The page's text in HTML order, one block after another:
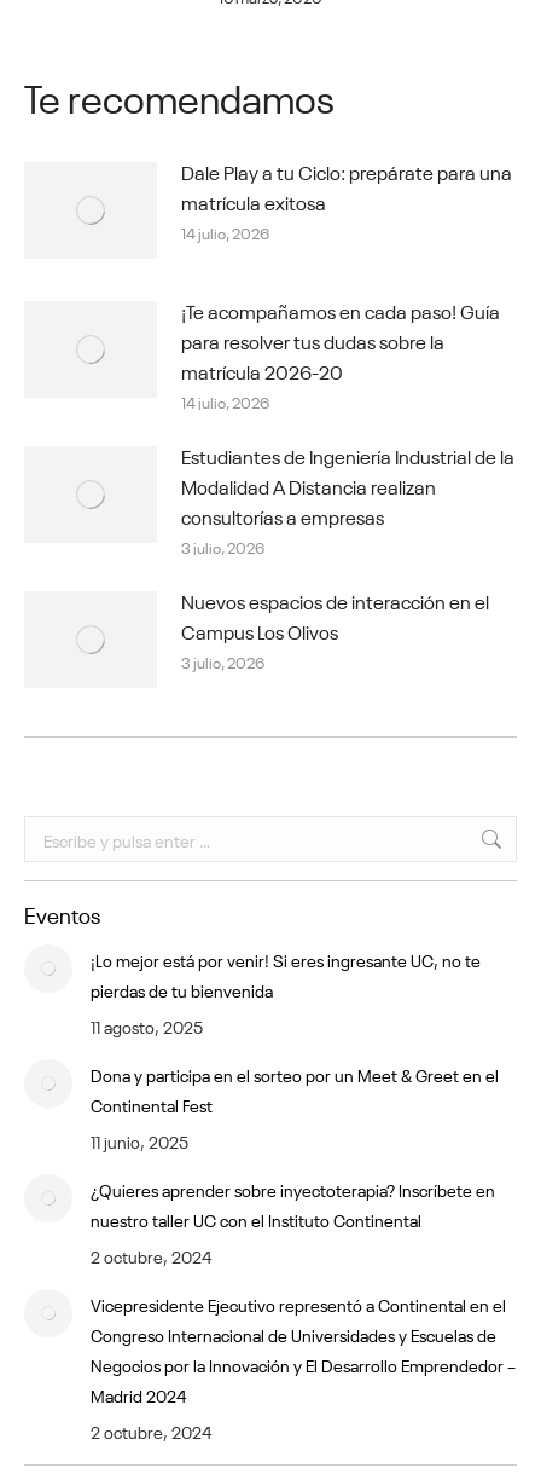
Te recomendamos
Dale Play a tu Ciclo: prepárate para una
matrícula exitosa
14 julio, 2026
¡Te acompañamos en cada paso! Guía
para resolver tus dudas sobre la
matrícula 2026-20
14 julio, 2026
Estudiantes de Ingeniería Industrial de la
Modalidad A Distancia realizan
consultorías a empresas
3 julio, 2026
Nuevos espacios de interacción en el
Campus Los Olivos
3 julio, 2026
Buscar:
Eventos
¡Lo mejor está por venir! Si eres ingresante UC, no te
pierdas de tu bienvenida
11 agosto, 2025
Dona y participa en el sorteo por un Meet & Greet en el
Continental Fest
11 junio, 2025
¿Quieres aprender sobre inyectoterapia? Inscríbete en
nuestro taller UC con el Instituto Continental
2 octubre, 2024
Vicepresidente Ejecutivo representó a Continental en el
Congreso Internacional de Universidades y Escuelas de
Negocios por la Innovación y El Desarrollo Emprendedor –
Madrid 2024
2 octubre, 2024